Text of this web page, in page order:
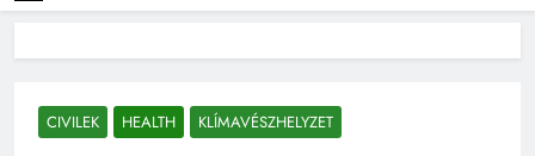
CIVILEK HEALTH KLÍMAVÉSZHELYZET